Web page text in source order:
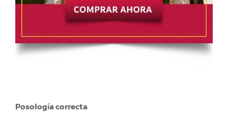
Posología correcta